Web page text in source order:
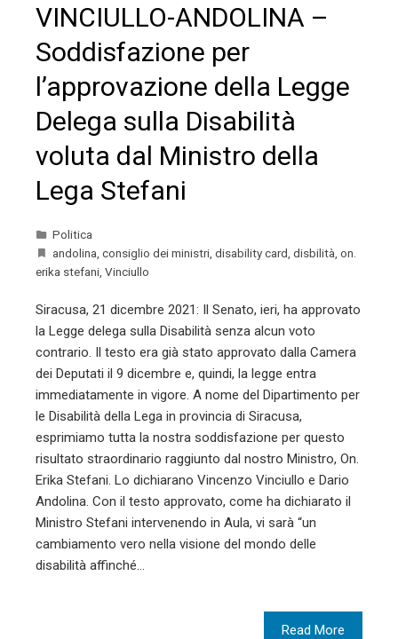
VINCIULLO-ANDOLINA –
Soddisfazione per
l’approvazione della Legge
Delega sulla Disabilità
voluta dal Ministro della
Lega Stefani
Politica
andolina consiglio dei ministri disability card disbilità on.
erika stefani Vinciullo
Siracusa, 21 dicembre 2021: Il Senato, ieri, ha approvato
la Legge delega sulla Disabilità senza alcun voto
contrario. Il testo era già stato approvato dalla Camera
dei Deputati il 9 dicembre e, quindi, la legge entra
immediatamente in vigore. A nome del Dipartimento per
le Disabilità della Lega in provincia di Siracusa,
esprimiamo tutta la nostra soddisfazione per questo
risultato straordinario raggiunto dal nostro Ministro, On.
Erika Stefani. Lo dichiarano Vincenzo Vinciullo e Dario
Andolina. Con il testo approvato, come ha dichiarato il
Ministro Stefani intervenendo in Aula, vi sarà “un
cambiamento vero nella visione del mondo delle
disabilità affinché…
Read More